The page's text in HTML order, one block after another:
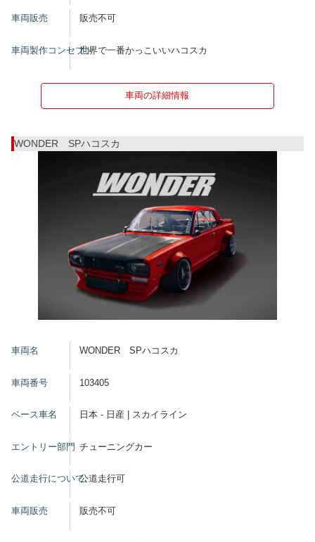
車両販売 販売不可
車両製作コンセプト世界で一番かっこいいハコスカ
車両の詳細情報
WONDER SPハコスカ
車両名 WONDER SPハコスカ
車両番号 103405
ベース車名 日本 - 日産 | スカイライン
エントリー部門 チューニングカー
公道走行について公道走行可
車両販売 販売不可